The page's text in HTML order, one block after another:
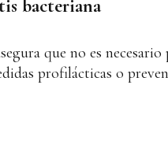
bacteriana
que no es necesario
profilácticas o